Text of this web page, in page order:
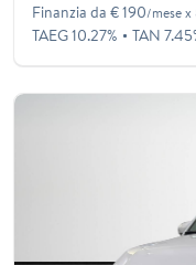
Finanzia da € 190/mese x
TAEG 10.27% TAN